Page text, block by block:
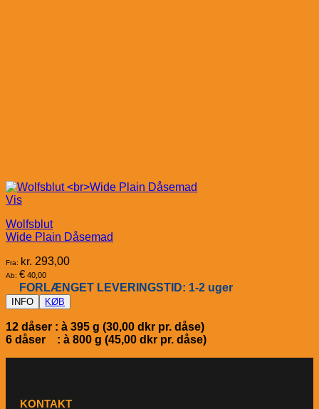
Vis
Wolfsblut
Wide Plain Dåsemad
Fra: kr. 293,00
Ab: € 40,00
FORLÆNGET LEVERINGSTID: 1-2 uger
INFO KØB
12 dåser : à 395 g (30,00 dkr pr. dåse)
6 dåser : à 800 g (45,00 dkr pr. dåse)
KONTAKT